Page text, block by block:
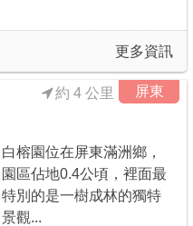
更多資訊
屏東
約 4 公里
白榕園位在屏東滿洲鄉，
園區佔地0.4公頃，裡面最
特別的是一樹成林的獨特
景觀...